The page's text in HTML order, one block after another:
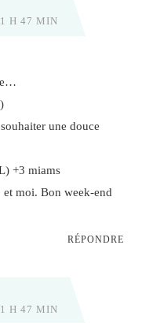
H 47 MIN
une douce
+3 miams
moi. Bon week-end
RÉPONDRE
H 47 MIN